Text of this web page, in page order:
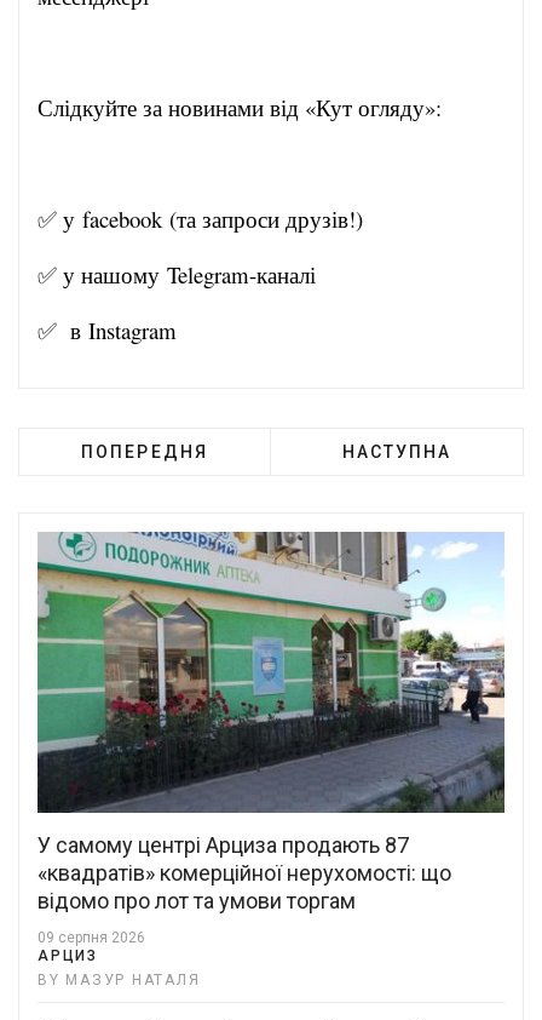
Слідкуйте за новинами від «Кут огляду»:
✅ у facebook(та запроси друзів!)
✅ у нашому Telegram-каналі
✅ в Instagram
ПОПЕРЕДНЯ НАСТУПНА
У самому центрі Арциза продають 87
«квадратів» комерційної нерухомості: що
відомо про лот та умови торгам
09 серпня 2026
АРЦИЗ
BY МАЗУР НАТАЛЯ